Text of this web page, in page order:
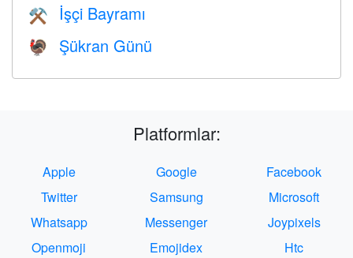
⚒️ İşçi Bayramı
🦃 Şükran Günü
Platformlar:
Apple Google
Facebook
Twitter
Samsung
Microsoft
Whatsapp
Messenger
Joypixels
Openmoji
Emojidex
Htc